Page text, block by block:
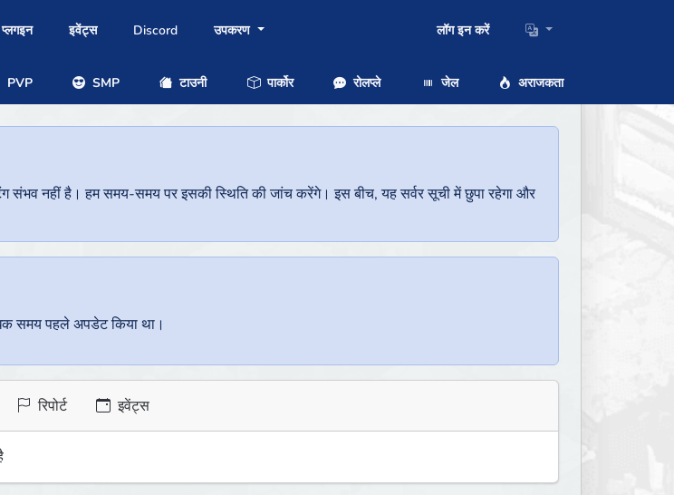
प्लगइन इवेंट्स Discord उपकरण लॉग इन करें
PVP SMP टाउनी पार्कोर रोलप्ले जेल अराजकता
संभव नहीं है। हम समय-समय पर इसकी स्थिति की जांच करेंगे। इस बीच, यह सर्वर सूची में छुपा रहेगा और
समय पहले अपडेट किया था।
रिपोर्ट इवेंट्स